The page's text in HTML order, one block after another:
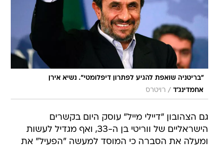
"בריטניה שואפת להגיע לפתרון דיפלומטי". נשיא אירן
אחמדינג'ד / רויטרס
גם הצהובון "דיילי מייל" עוסק היום בקשרים
הישראליים של ווריטי בן ה-33, ואף מגדיל לעשות
ומעלה את הסברה כי המוסד למעשה "הפעיל" את